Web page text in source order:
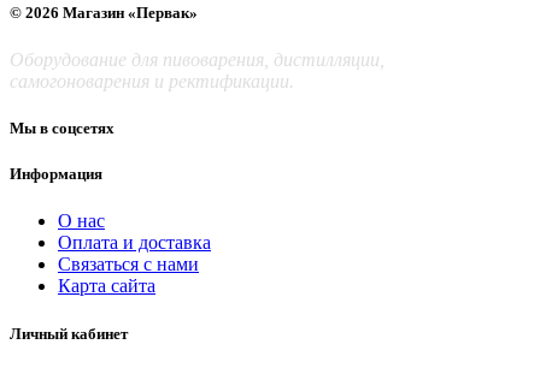
© 2026 Магазин «Первак»
Оборудование для пивоварения, дистилляции,
самогоноварения и ректификации.
Мы в соцсетях
Информация
О нас
Оплата и доставка
Связаться с нами
Карта сайта
Личный кабинет